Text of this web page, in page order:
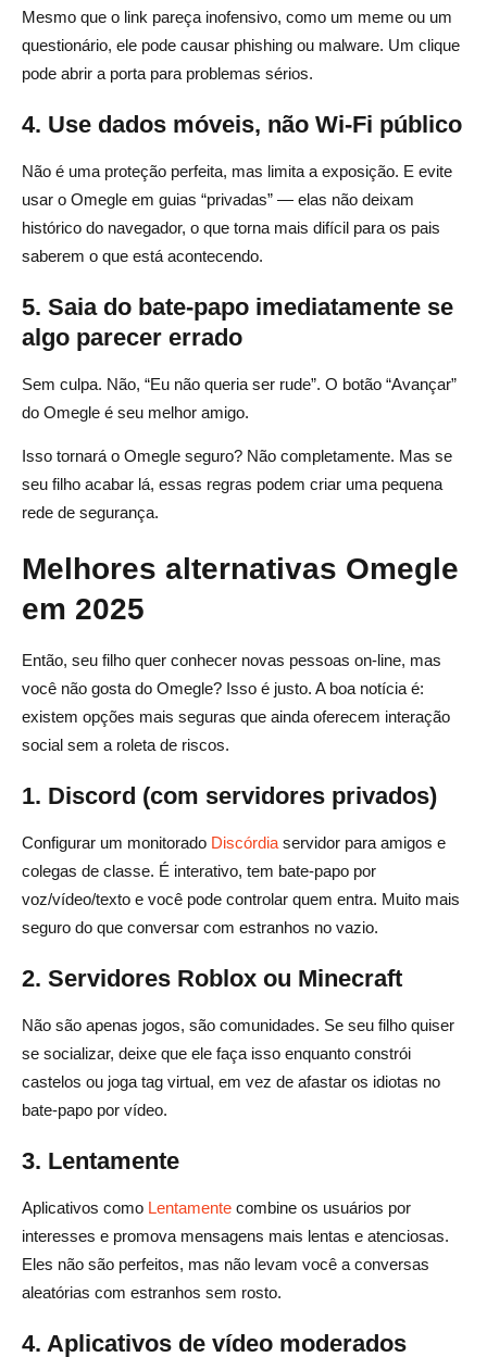
Mesmo que o link pareça inofensivo, como um meme ou um
questionário, ele pode causar phishing ou malware. Um clique
pode abrir a porta para problemas sérios.
4. Use dados móveis, não Wi-Fi público
Não é uma proteção perfeita, mas limita a exposição. E evite
usar o Omegle em guias “privadas” — elas não deixam
histórico do navegador, o que torna mais difícil para os pais
saberem o que está acontecendo.
5. Saia do bate-papo imediatamente se
algo parecer errado
Sem culpa. Não, “Eu não queria ser rude”. O botão “Avançar”
do Omegle é seu melhor amigo.
Isso tornará o Omegle seguro? Não completamente. Mas se
seu filho acabar lá, essas regras podem criar uma pequena
rede de segurança.
Melhores alternativas Omegle
em 2025
Então, seu filho quer conhecer novas pessoas on-line, mas
você não gosta do Omegle? Isso é justo. A boa notícia é:
existem opções mais seguras que ainda oferecem interação
social sem a roleta de riscos.
1. Discord (com servidores privados)
Configurar um monitorado Discórdia servidor para amigos e
colegas de classe. É interativo, tem bate-papo por
voz/vídeo/texto e você pode controlar quem entra. Muito mais
seguro do que conversar com estranhos no vazio.
2. Servidores Roblox ou Minecraft
Não são apenas jogos, são comunidades. Se seu filho quiser
se socializar, deixe que ele faça isso enquanto constrói
castelos ou joga tag virtual, em vez de afastar os idiotas no
bate-papo por vídeo.
3. Lentamente
Aplicativos como Lentamente combine os usuários por
interesses e promova mensagens mais lentas e atenciosas.
Eles não são perfeitos, mas não levam você a conversas
aleatórias com estranhos sem rosto.
4. Aplicativos de vídeo moderados